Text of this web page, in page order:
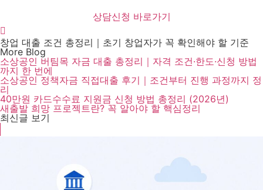
상담신청 바로가기
창업 대출 조건 총정리｜초기 창업자가 꼭 확인해야 할 기준
More Blog
소상공인 버팀목 자금 대출 총정리｜자격 조건·한도·신청 방법
까지 한 번에
소상공인 정책자금 직접대출 후기｜조건부터 진행 과정까지 정
리
40만원 카드수수료 지원금 신청 방법 총정리 (2026년)
새출발 희망 프로젝트란? 꼭 알아야 할 핵심정리
최신글 보기